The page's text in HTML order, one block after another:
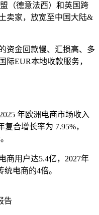
（德意法西）和英国跨
卖家，放宽至中国大陆&
资金回款慢、汇损高、多
际EUR本地收款服务，
年欧洲电商市场收入
复合增长率为 7.95%，
商用户达5.4亿，2027年
电商的4倍。
告